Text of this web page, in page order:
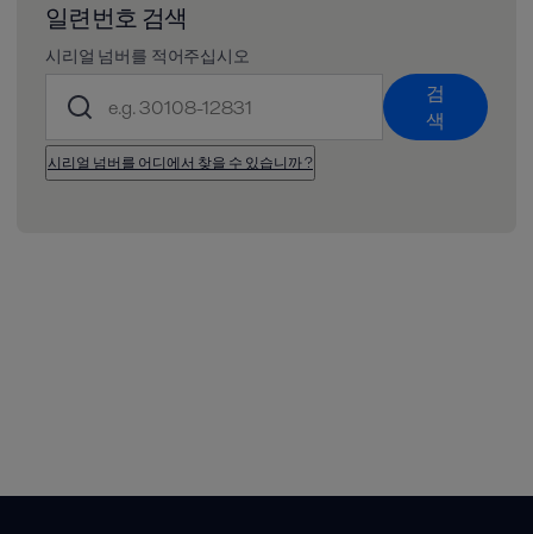
일련번호 검색
시리얼 넘버를 적어주십시오
검
색
시리얼 넘버를 어디에서 찾을 수 있습니까 ?